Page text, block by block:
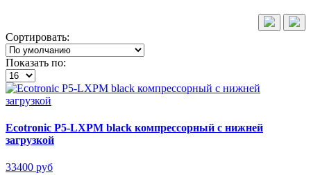
Сортировать:
Показать по:
Ecotronic P5-LXPM black компрессорный с нижней
загрузкой
33400 руб